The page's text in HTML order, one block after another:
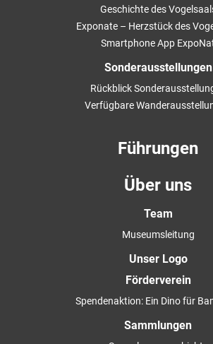
Geschichte des
Exponate – Herzstück des
Smartphone App
Sonderausstellungen
Rückblick
Verfügbare
Führungen
Über uns
Team
Museumsleitung
Unser Logo
Förderverein
Spendenaktion: Ein Dino für
Sammlungen